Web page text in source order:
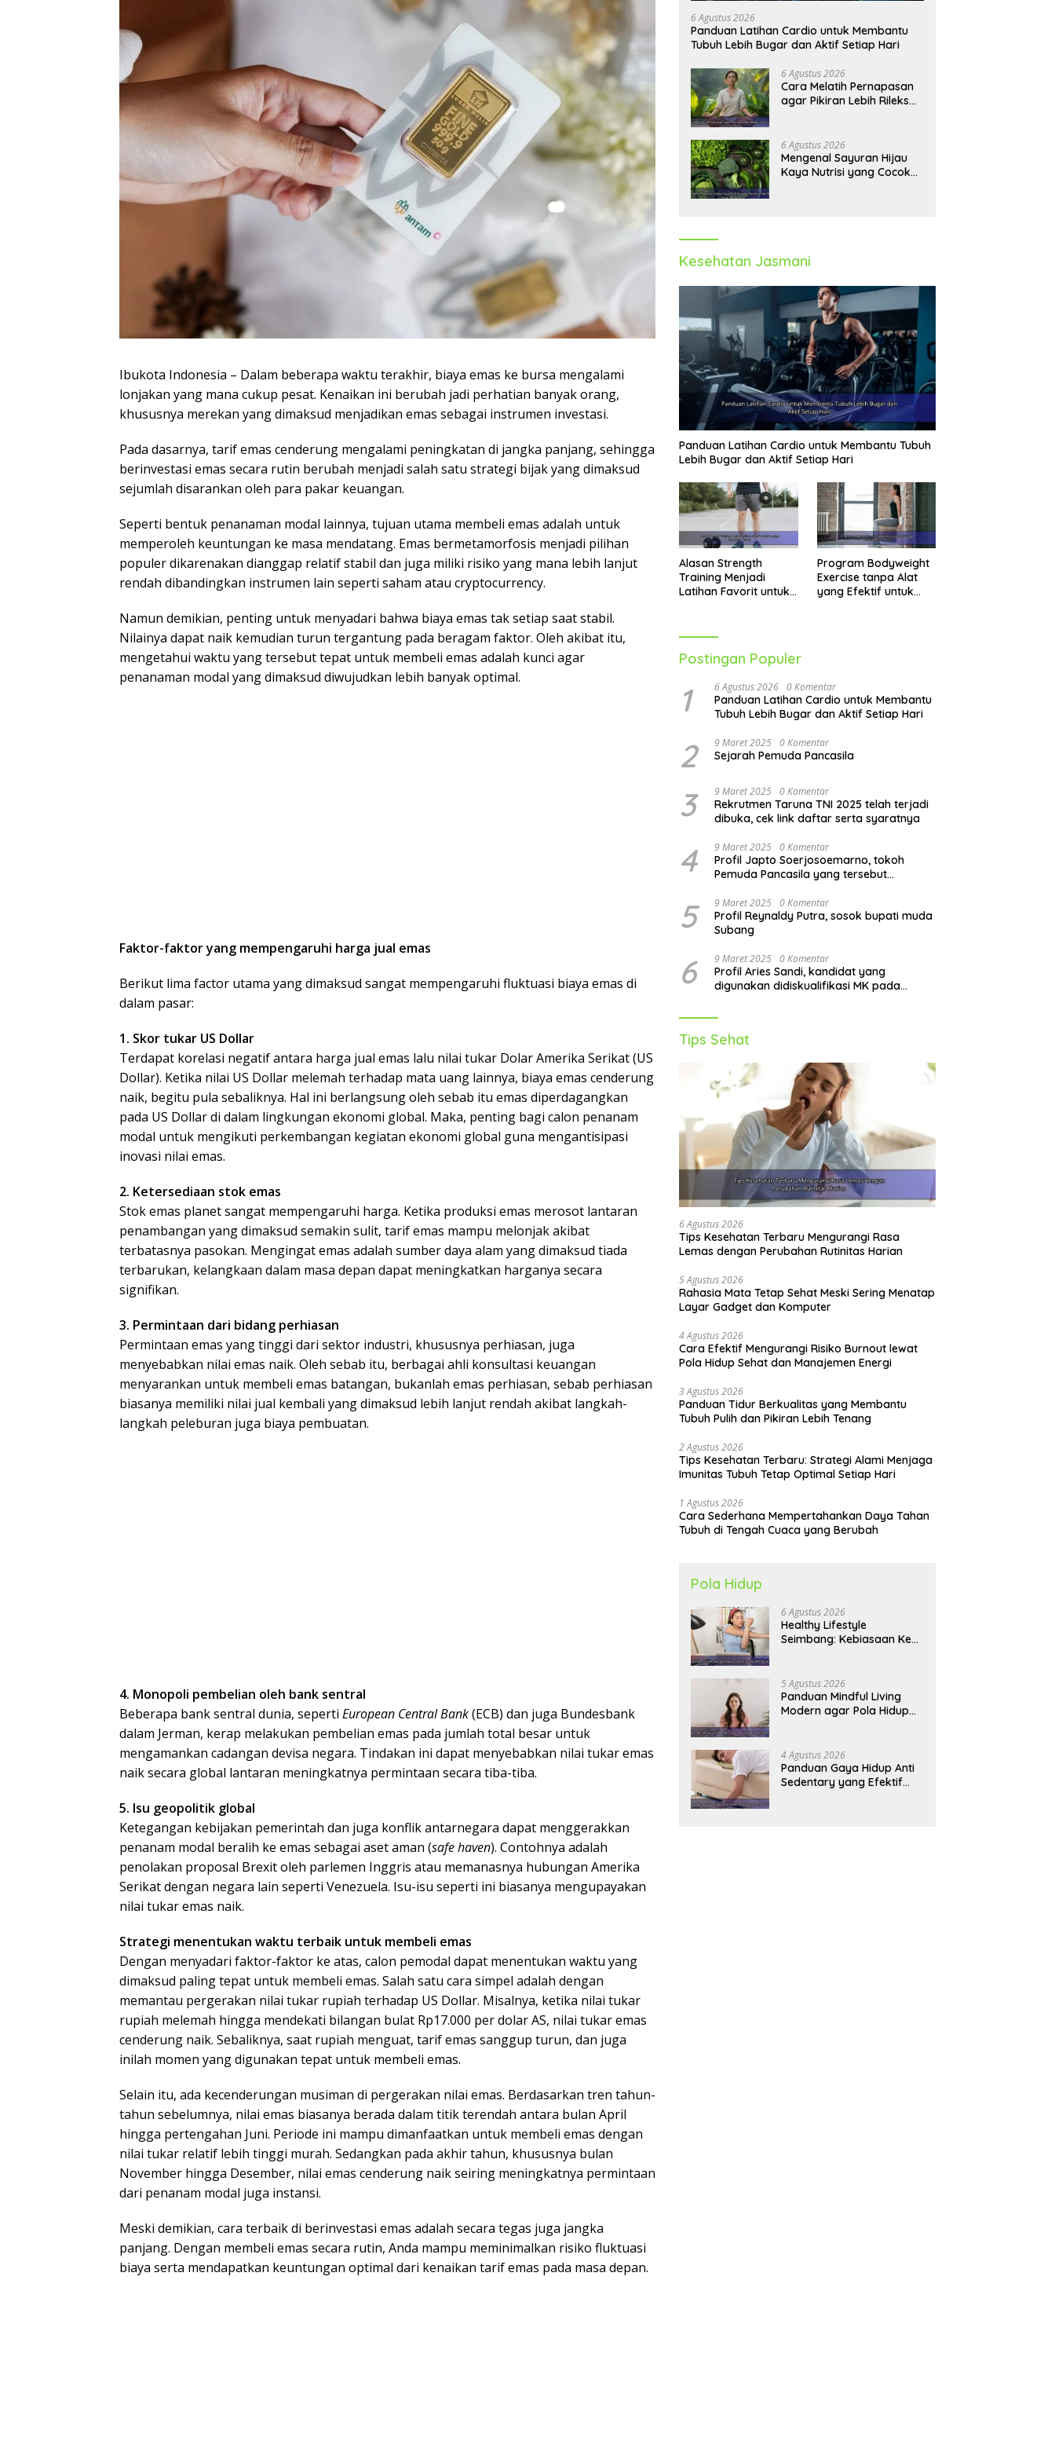
Ibukota Indonesia – Dalam beberapa waktu terakhir, biaya emas ke bursa mengalami
lonjakan yang mana cukup pesat. Kenaikan ini berubah jadi perhatian banyak orang,
khususnya merekan yang dimaksud menjadikan emas sebagai instrumen investasi.
Pada dasarnya, tarif emas cenderung mengalami peningkatan di jangka panjang, sehingga
berinvestasi emas secara rutin berubah menjadi salah satu strategi bijak yang dimaksud
sejumlah disarankan oleh para pakar keuangan.
Seperti bentuk penanaman modal lainnya, tujuan utama membeli emas adalah untuk
memperoleh keuntungan ke masa mendatang. Emas bermetamorfosis menjadi pilihan
populer dikarenakan dianggap relatif stabil dan juga miliki risiko yang mana lebih lanjut
rendah dibandingkan instrumen lain seperti saham atau cryptocurrency.
Namun demikian, penting untuk menyadari bahwa biaya emas tak setiap saat stabil.
Nilainya dapat naik kemudian turun tergantung pada beragam faktor. Oleh akibat itu,
mengetahui waktu yang tersebut tepat untuk membeli emas adalah kunci agar
penanaman modal yang dimaksud diwujudkan lebih banyak optimal.
Faktor-faktor yang mempengaruhi harga jual emas
Berikut lima factor utama yang dimaksud sangat mempengaruhi fluktuasi biaya emas di
dalam pasar:
1. Skor tukar US Dollar
Terdapat korelasi negatif antara harga jual emas lalu nilai tukar Dolar Amerika Serikat (US
Dollar). Ketika nilai US Dollar melemah terhadap mata uang lainnya, biaya emas cenderung
naik, begitu pula sebaliknya. Hal ini berlangsung oleh sebab itu emas diperdagangkan
pada US Dollar di dalam lingkungan ekonomi global. Maka, penting bagi calon penanam
modal untuk mengikuti perkembangan kegiatan ekonomi global guna mengantisipasi
inovasi nilai emas.
2. Ketersediaan stok emas
Stok emas planet sangat mempengaruhi harga. Ketika produksi emas merosot lantaran
penambangan yang dimaksud semakin sulit, tarif emas mampu melonjak akibat
terbatasnya pasokan. Mengingat emas adalah sumber daya alam yang dimaksud tiada
terbarukan, kelangkaan dalam masa depan dapat meningkatkan harganya secara
signifikan.
3. Permintaan dari bidang perhiasan
Permintaan emas yang tinggi dari sektor industri, khususnya perhiasan, juga
menyebabkan nilai emas naik. Oleh sebab itu, berbagai ahli konsultasi keuangan
menyarankan untuk membeli emas batangan, bukanlah emas perhiasan, sebab perhiasan
biasanya memiliki nilai jual kembali yang dimaksud lebih lanjut rendah akibat langkah-
langkah peleburan juga biaya pembuatan.
4. Monopoli pembelian oleh bank sentral
Beberapa bank sentral dunia, seperti European Central Bank(ECB) dan juga Bundesbank
dalam Jerman, kerap melakukan pembelian emas pada jumlah total besar untuk
mengamankan cadangan devisa negara. Tindakan ini dapat menyebabkan nilai tukar emas
naik secara global lantaran meningkatnya permintaan secara tiba-tiba.
5. Isu geopolitik global
Ketegangan kebijakan pemerintah dan juga konflik antarnegara dapat menggerakkan
penanam modal beralih ke emas sebagai aset aman (safe haven). Contohnya adalah
penolakan proposal Brexit oleh parlemen Inggris atau memanasnya hubungan Amerika
Serikat dengan negara lain seperti Venezuela. Isu-isu seperti ini biasanya mengupayakan
nilai tukar emas naik.
Strategi menentukan waktu terbaik untuk membeli emas
Dengan menyadari faktor-faktor ke atas, calon pemodal dapat menentukan waktu yang
dimaksud paling tepat untuk membeli emas. Salah satu cara simpel adalah dengan
memantau pergerakan nilai tukar rupiah terhadap US Dollar. Misalnya, ketika nilai tukar
rupiah melemah hingga mendekati bilangan bulat Rp17.000 per dolar AS, nilai tukar emas
cenderung naik. Sebaliknya, saat rupiah menguat, tarif emas sanggup turun, dan juga
inilah momen yang digunakan tepat untuk membeli emas.
Selain itu, ada kecenderungan musiman di pergerakan nilai emas. Berdasarkan tren tahun-
tahun sebelumnya, nilai emas biasanya berada dalam titik terendah antara bulan April
hingga pertengahan Juni. Periode ini mampu dimanfaatkan untuk membeli emas dengan
nilai tukar relatif lebih tinggi murah. Sedangkan pada akhir tahun, khususnya bulan
November hingga Desember, nilai emas cenderung naik seiring meningkatnya permintaan
dari penanam modal juga instansi.
Meski demikian, cara terbaik di berinvestasi emas adalah secara tegas juga jangka
panjang. Dengan membeli emas secara rutin, Anda mampu meminimalkan risiko fluktuasi
biaya serta mendapatkan keuntungan optimal dari kenaikan tarif emas pada masa depan.
6 Agustus 2026
Panduan Latihan Cardio untuk Membantu
Tubuh Lebih Bugar dan Aktif Setiap Hari
6 Agustus 2026
Cara Melatih Pernapasan
agar Pikiran Lebih Rileks
6 Agustus 2026
Mengenal Sayuran Hijau
Kaya Nutrisi yang Cocok
Kesehatan Jasmani
Panduan Latihan Cardio untuk Membantu Tubuh
Lebih Bugar dan Aktif Setiap Hari
Alasan Strength
Training Menjadi
Latihan Favorit untuk
Program Bodyweight
Exercise tanpa Alat
yang Efektif untuk
Postingan Populer
1 6 Agustus 2026 0 Komentar
Panduan Latihan Cardio untuk Membantu
Tubuh Lebih Bugar dan Aktif Setiap Hari
2 9 Maret 2025 0 Komentar
Sejarah Pemuda Pancasila
3 9 Maret 2025 0 Komentar
Rekrutmen Taruna TNI 2025 telah terjadi
dibuka, cek link daftar serta syaratnya
4 9 Maret 2025 0 Komentar
Profil Japto Soerjosoemarno, tokoh
Pemuda Pancasila yang tersebut
5 9 Maret 2025 0 Komentar
Profil Reynaldy Putra, sosok bupati muda
Subang
6 9 Maret 2025 0 Komentar
Profil Aries Sandi, kandidat yang
digunakan didiskualifikasi MK pada
Tips Sehat
6 Agustus 2026
Tips Kesehatan Terbaru Mengurangi Rasa
Lemas dengan Perubahan Rutinitas Harian
5 Agustus 2026
Rahasia Mata Tetap Sehat Meski Sering Menatap
Layar Gadget dan Komputer
4 Agustus 2026
Cara Efektif Mengurangi Risiko Burnout lewat
Pola Hidup Sehat dan Manajemen Energi
3 Agustus 2026
Panduan Tidur Berkualitas yang Membantu
Tubuh Pulih dan Pikiran Lebih Tenang
2 Agustus 2026
Tips Kesehatan Terbaru: Strategi Alami Menjaga
Imunitas Tubuh Tetap Optimal Setiap Hari
1 Agustus 2026
Cara Sederhana Mempertahankan Daya Tahan
Tubuh di Tengah Cuaca yang Berubah
Pola Hidup
6 Agustus 2026
Healthy Lifestyle
Seimbang: Kebiasaan Kecil
5 Agustus 2026
Panduan Mindful Living
Modern agar Pola Hidup
4 Agustus 2026
Panduan Gaya Hidup Anti
Sedentary yang Efektif